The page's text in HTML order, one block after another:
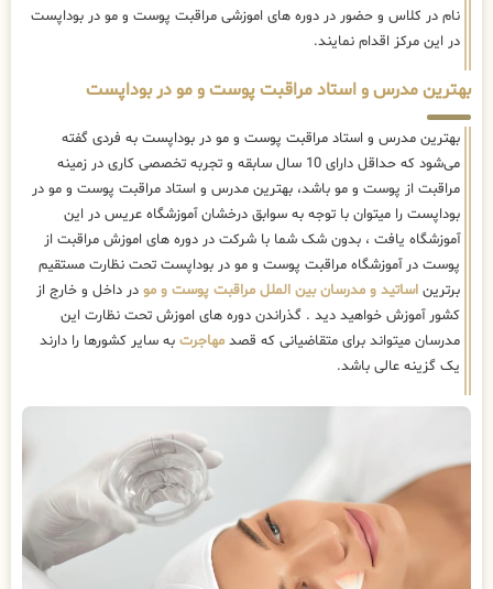
نام در کلاس و حضور در دوره های اموزشی مراقبت پوست و مو در بوداپست
در این مرکز اقدام نمایند.
بهترین مدرس و استاد مراقبت پوست و مو در بوداپست
بهترین مدرس و استاد مراقبت پوست و مو در بوداپست به فردی گفته
می‌شود که حداقل دارای 10 سال سابقه و تجربه تخصصی کاری در زمینه
مراقبت از پوست و مو باشد، بهترین مدرس و استاد مراقبت پوست و مو در
بوداپست را میتوان با توجه به سوابق درخشان آموزشگاه عریس در این
آموزشگاه یافت ، بدون شک شما با شرکت در دوره های اموزش مراقبت از
پوست در آموزشگاه مراقبت پوست و مو در بوداپست تحت نظارت مستقیم
برترین اساتید و مدرسان بین الملل مراقبت پوست و مو در داخل و خارج از
کشور آموزش خواهید دید . گذراندن دوره های اموزش تحت نظارت این
مدرسان میتواند برای متقاضیانی که قصد مهاجرت به سایر کشورها را دارند
یک گزینه عالی باشد.